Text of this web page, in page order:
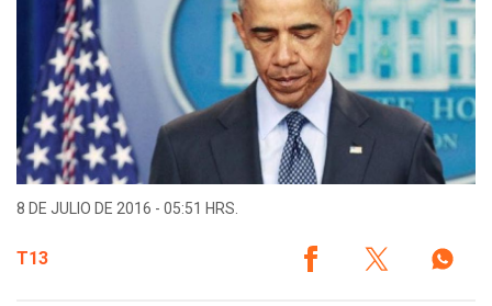
8 DE JULIO DE 2016 - 05:51 HRS.
T13